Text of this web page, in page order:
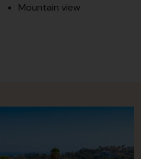
Mountain view